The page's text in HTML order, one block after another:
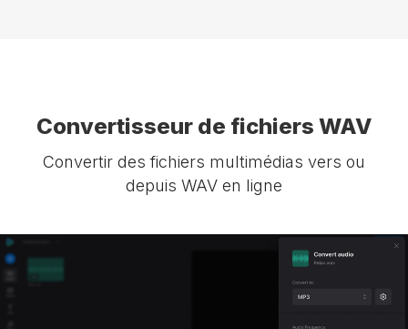
Convertisseur de fichiers WAV
Convertir des fichiers multimédias vers ou
depuis WAV en ligne